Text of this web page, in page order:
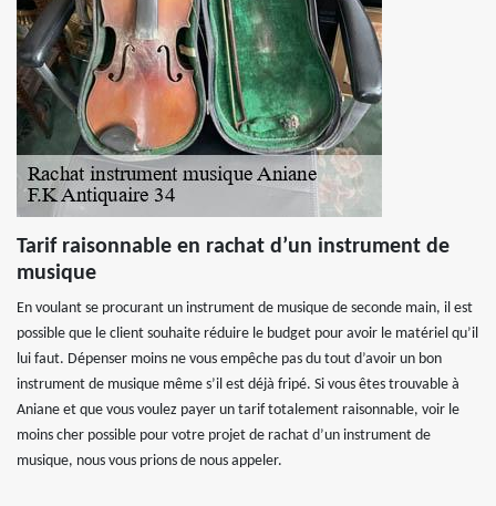
Tarif raisonnable en rachat d’un instrument de
musique
En voulant se procurant un instrument de musique de seconde main, il est
possible que le client souhaite réduire le budget pour avoir le matériel qu’il
lui faut. Dépenser moins ne vous empêche pas du tout d’avoir un bon
instrument de musique même s’il est déjà fripé. Si vous êtes trouvable à
Aniane et que vous voulez payer un tarif totalement raisonnable, voir le
moins cher possible pour votre projet de rachat d’un instrument de
musique, nous vous prions de nous appeler.